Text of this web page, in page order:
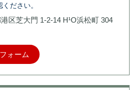
ださい。
区芝大門 1-2-14 H¹O浜松町 304
ォーム